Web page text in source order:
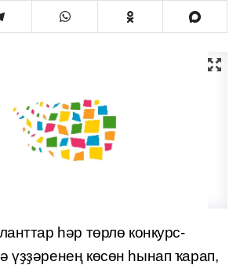
һәр төрлө конкурс-
үҙҙәренең көсөн һынап ҡарап,